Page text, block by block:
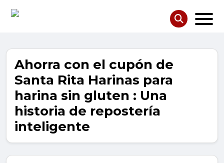
Ahorra con el cupón de
Santa Rita Harinas para
harina sin gluten : Una
historia de repostería
inteligente